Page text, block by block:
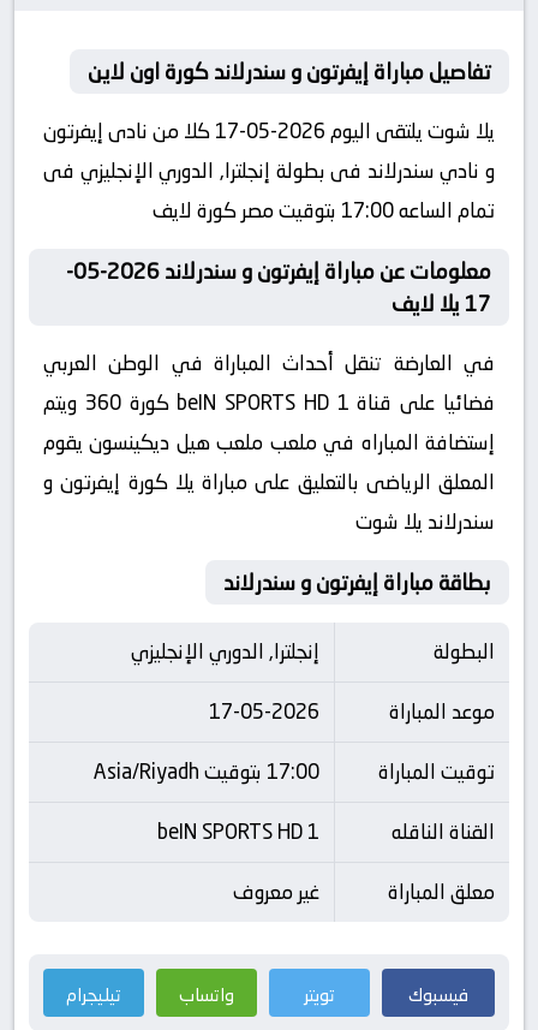
تفاصيل مباراة إيفرتون و سندرلاند كورة اون لاين
يلا شوت يلتقى اليوم 2026-05-17 كلا من نادى إيفرتون
و نادي سندرلاند فى بطولة إنجلترا, الدوري الإنجليزي فى
تمام الساعه 17:00 بتوقيت مصر كورة لايف
معلومات عن مباراة إيفرتون و سندرلاند 2026-05-
17 يلا لايف
في العارضة تنقل أحداث المباراة في الوطن العربي
فضائيا على قناة beIN SPORTS HD 1 كورة 360 ويتم
إستضافة المباراه في ملعب ملعب هيل ديكينسون يقوم
المعلق الرياضى بالتعليق على مباراة يلا كورة إيفرتون و
سندرلاند يلا شوت
بطاقة مباراة إيفرتون و سندرلاند
البطولة
إنجلترا, الدوري الإنجليزي
موعد المباراة
17-05-2026
توقيت المباراة
17:00 بتوقيت Asia/Riyadh
القناة الناقله
beIN SPORTS HD 1
معلق المباراة
غير معروف
فيسبوك تويتر واتساب تيليجرام